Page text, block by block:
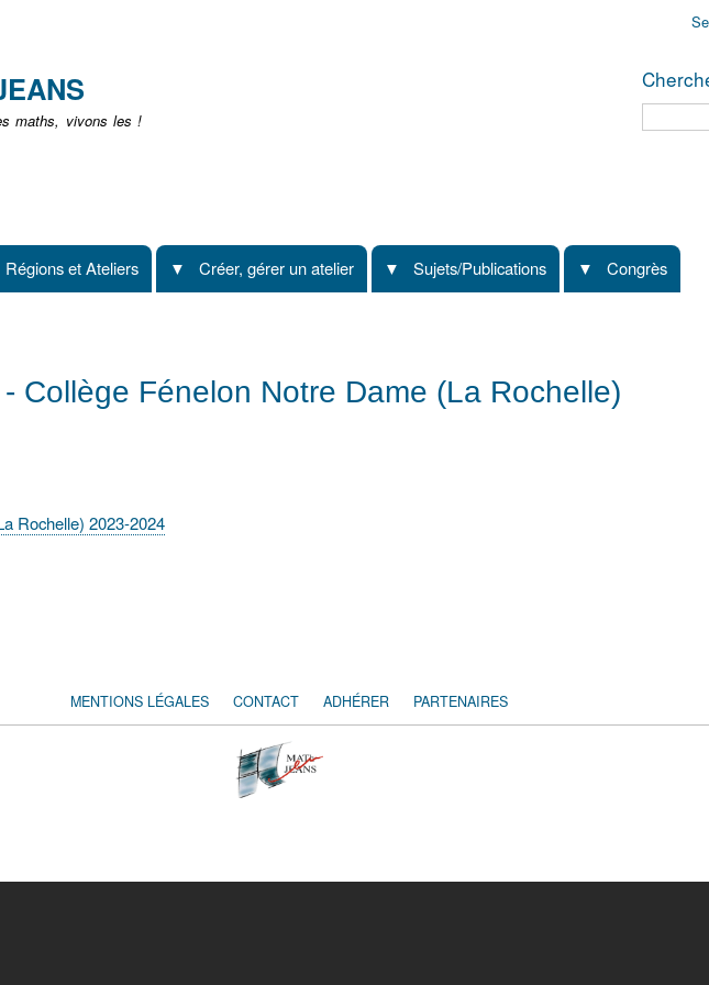
maths, vivons les !
Régions et Ateliers Créer, gérer un atelier Sujets/Publications Congrès
Collège Fénelon Notre Dame (La Rochelle)
Rochelle) 2023-2024
MENTIONS LÉGALES CONTACT ADHÉRER PARTENAIRES